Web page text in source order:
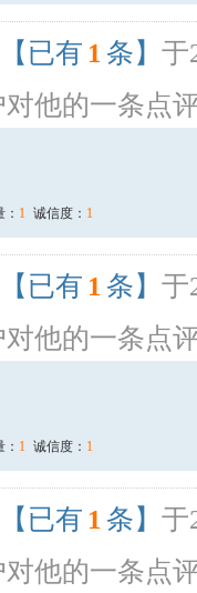
【已有 1 条】 于
对他的一条点
1 诚信度： 1
【已有 1 条】 于
对他的一条点
1 诚信度： 1
【已有 1 条】 于
对他的一条点